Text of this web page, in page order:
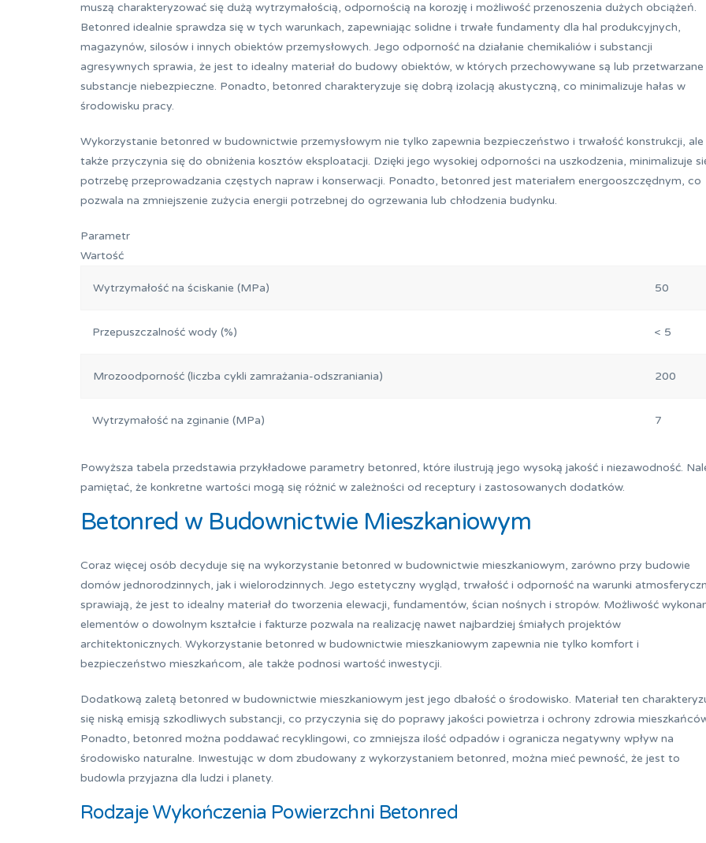
muszą charakteryzować się dużą wytrzymałością, odpornością na korozję i możliwość przenoszenia dużych obciążeń.
Betonred idealnie sprawdza się w tych warunkach, zapewniając solidne i trwałe fundamenty dla hal produkcyjnych,
magazynów, silosów i innych obiektów przemysłowych. Jego odporność na działanie chemikaliów i substancji
agresywnych sprawia, że jest to idealny materiał do budowy obiektów, w których przechowywane są lub przetwarzane
substancje niebezpieczne. Ponadto, betonred charakteryzuje się dobrą izolacją akustyczną, co minimalizuje hałas w
środowisku pracy.
Wykorzystanie betonred w budownictwie przemysłowym nie tylko zapewnia bezpieczeństwo i trwałość konstrukcji, ale
także przyczynia się do obniżenia kosztów eksploatacji. Dzięki jego wysokiej odporności na uszkodzenia, minimalizuje
potrzebę przeprowadzania częstych napraw i konserwacji. Ponadto, betonred jest materiałem energooszczędnym, co
pozwala na zmniejszenie zużycia energii potrzebnej do ogrzewania lub chłodzenia budynku.
Parametr
Wartość
Wytrzymałość na ściskanie (MPa) 50
Przepuszczalność wody (%) < 5
Mrozoodporność (liczba cykli zamrażania-odszraniania) 200
Wytrzymałość na zginanie (MPa) 7
Powyższa tabela przedstawia przykładowe parametry betonred, które ilustrują jego wysoką jakość i niezawodność.
pamiętać, że konkretne wartości mogą się różnić w zależności od receptury i zastosowanych dodatków.
Betonred w Budownictwie Mieszkaniowym
Coraz więcej osób decyduje się na wykorzystanie betonred w budownictwie mieszkaniowym, zarówno przy budowie
domów jednorodzinnych, jak i wielorodzinnych. Jego estetyczny wygląd, trwałość i odporność na warunki
sprawiają, że jest to idealny materiał do tworzenia elewacji, fundamentów, ścian nośnych i stropów. Możliwość
elementów o dowolnym kształcie i fakturze pozwala na realizację nawet najbardziej śmiałych projektów
architektonicznych. Wykorzystanie betonred w budownictwie mieszkaniowym zapewnia nie tylko komfort i
bezpieczeństwo mieszkańcom, ale także podnosi wartość inwestycji.
Dodatkową zaletą betonred w budownictwie mieszkaniowym jest jego dbałość o środowisko. Materiał ten
się niską emisją szkodliwych substancji, co przyczynia się do poprawy jakości powietrza i ochrony zdrowia
Ponadto, betonred można poddawać recyklingowi, co zmniejsza ilość odpadów i ogranicza negatywny wpływ na
środowisko naturalne. Inwestując w dom zbudowany z wykorzystaniem betonred, można mieć pewność, że jest to
budowla przyjazna dla ludzi i planety.
Rodzaje Wykończenia Powierzchni Betonred